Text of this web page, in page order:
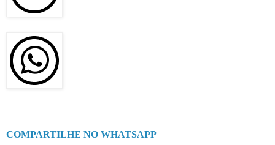
COMPARTILHE NO WHATSAPP